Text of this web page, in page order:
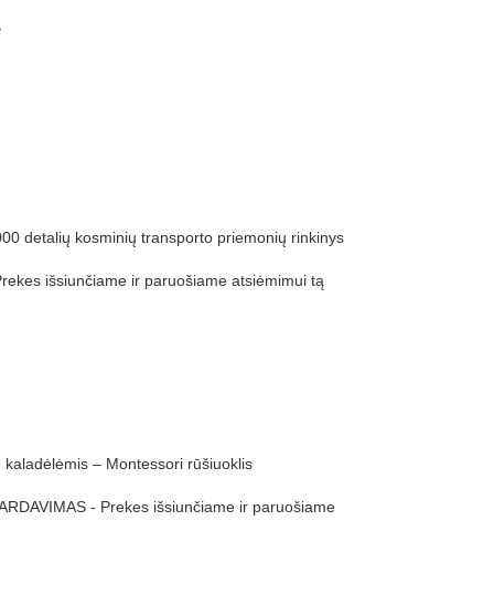
detalių kosminių transporto priemonių rinkinys
išsiunčiame ir paruošiame atsiėmimui tą
– Montessori rūšiuoklis
- Prekes išsiunčiame ir paruošiame